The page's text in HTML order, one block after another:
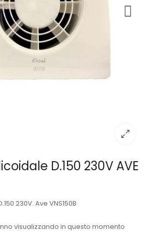
D.150 230V AVE
230V. Ave VNS150B
visualizzando in questo momento